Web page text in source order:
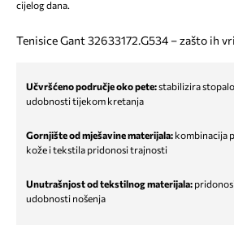
cijelog dana.
Tenisice Gant 32633172.G534 – zašto ih
Učvršćeno područje oko pete:stabilizira
udobnosti tijekom kretanja
Gornjište od mješavine materijala: kombinacija
kože i tekstila pridonosi trajnosti
Unutrašnjost od tekstilnog materijala:
udobnosti nošenja